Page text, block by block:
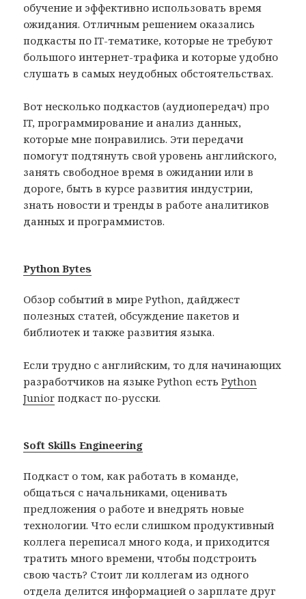
обучение и эффективно использовать время
ожидания. Отличным решением оказались
подкасты по IT-тематике, которые не требуют
большого интернет-трафика и которые удобно
слушать в самых неудобных обстоятельствах.
Вот несколько подкастов (аудиопередач) про
IT, программирование и анализ данных,
которые мне понравились. Эти передачи
помогут подтянуть свой уровень английского,
занять свободное время в ожидании или в
дороге, быть в курсе развития индустрии,
знать новости и тренды в работе аналитиков
данных и программистов.
Python Bytes
Обзор событий в мире Python, дайджест
полезных статей, обсуждение пакетов и
библиотек и также развития языка.
Если трудно с английским, то для начинающих
разработчиков на языке Python естьPython
Junior подкаст по-русски.
Soft Skills Engineering
Подкаст о том, как работать в команде,
общаться с начальниками, оценивать
предложения о работе и внедрять новые
технологии. Что если слишком продуктивный
коллега переписал много кода, и приходится
тратить много времени, чтобы подстроить
свою часть? Стоит ли коллегам из одного
отдела делится информацией о зарплате друг